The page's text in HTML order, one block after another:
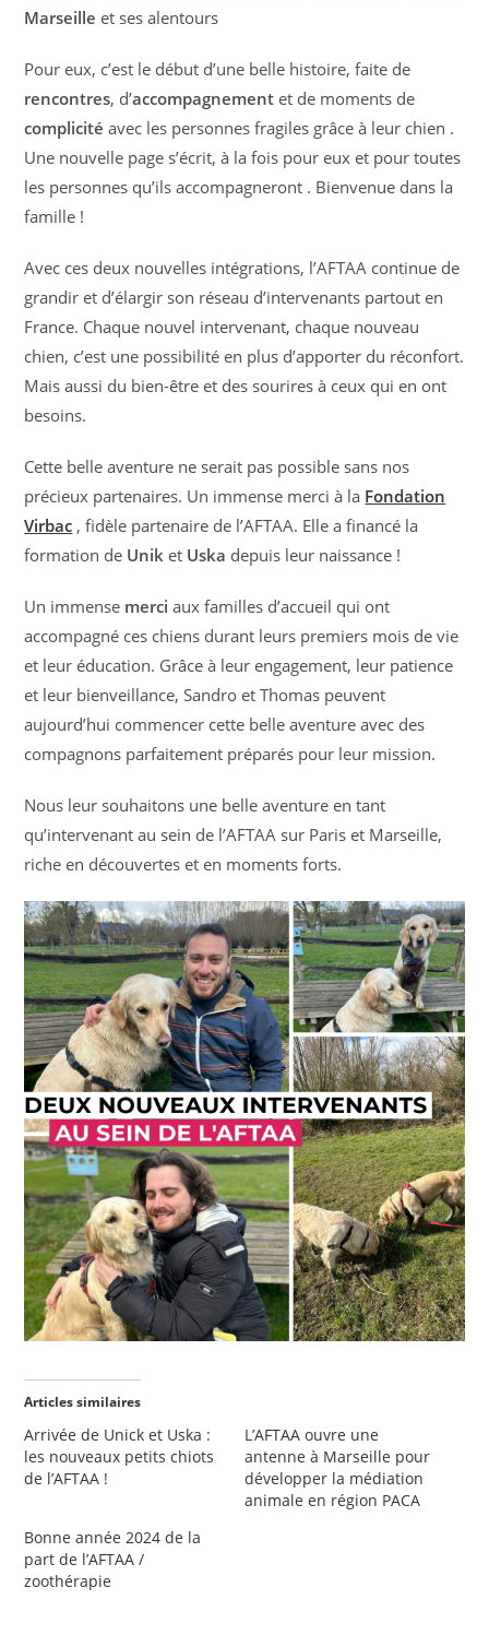
Marseille et ses alentours
Pour eux, c’est le début d’une belle histoire, faite de
rencontres, d’accompagnement et de moments de
complicitéavec les personnes fragiles grâce à leur chien .
Une nouvelle page s’écrit, à la fois pour eux et pour toutes
les personnes qu’ils accompagneront . Bienvenue dans la
famille !
Avec ces deux nouvelles intégrations, l’AFTAA continue de
grandir et d’élargir son réseau d’intervenants partout en
France. Chaque nouvel intervenant, chaque nouveau
chien, c’est une possibilité en plus d’apporter du réconfort.
Mais aussi du bien-être et des sourires à ceux qui en ont
besoins.
Cette belle aventure ne serait pas possible sans nos
précieux partenaires. Un immense merci à la Fondation
Virbac , fidèle partenaire de l’AFTAA. Elle a financé la
formation de Unik et Uska depuis leur naissance !
Un immense merci aux familles d’accueil qui ont
accompagné ces chiens durant leurs premiers mois de vie
et leur éducation. Grâce à leur engagement, leur patience
et leur bienveillance, Sandro et Thomas peuvent
aujourd’hui commencer cette belle aventure avec des
compagnons parfaitement préparés pour leur mission.
Nous leur souhaitons une belle aventure en tant
qu’intervenant au sein de l’AFTAA sur Paris et Marseille,
riche en découvertes et en moments forts.
Articles similaires
Arrivée de Unick et Uska :
les nouveaux petits chiots
de l’AFTAA !
L’AFTAA ouvre une
antenne à Marseille pour
développer la médiation
animale en région PACA
Bonne année 2024 de la
part de l’AFTAA /
zoothérapie